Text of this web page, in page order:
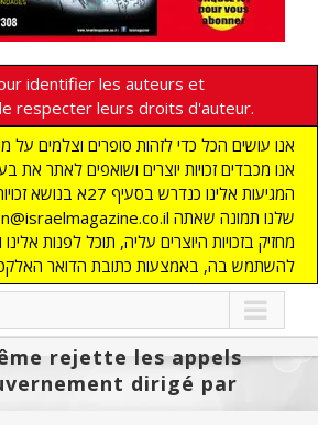
identifier les auteurs et
respecter leurs droits d'auteur.
אנו עושים הכל כדי לזהות סופרים וצלמים על
אנו מכבדים זכויות יוצרים ושואפים לאתר את
המגיעות אלינו כנדרש
מחזיק בזכויות היוצרים עליה, תוכל לפנות
להשתמש בה, באמצעות כתובת הדואר
rejette les appels
dirigé par